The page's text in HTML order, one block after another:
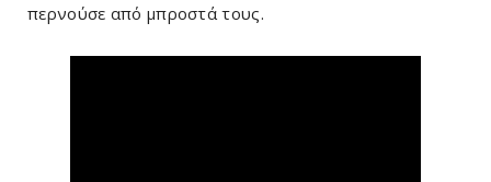
περνούσε από μπροστά τους.